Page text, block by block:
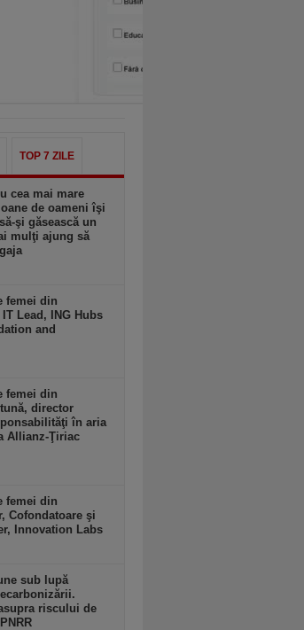
TOP 7 ZILE
cea mai mare
de oameni îşi
şi găsească un
mulţi ajung să
femei din
Lead, ING Hubs
and
femei din
director
în aria
Allianz-Ţiriac
femei din
Cofondatoare şi
Innovation Labs
sub lupă
riscului de